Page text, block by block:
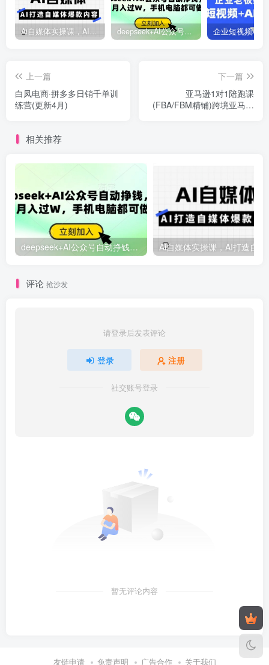
Ai自媒体实操课，AI打造自媒体爆款内容 deepseek+AI公众号自动挣钱，轻松月入过W，手机电脑都可做
上一篇
白凤电商·拼多多日销千单训
练营(更新4月)
下一篇
亚马逊1对1陪跑课
(FBA/FBM精铺)跨境亚马逊
相关推荐
deepseek+AI公众号自动挣钱，轻松月入过W，手机电脑都可做
评论 抢沙发
请登录后发表评论
登录 注册
社交账号登录
暂无评论内容
友链申请 免责声明 广告合作 关于我们